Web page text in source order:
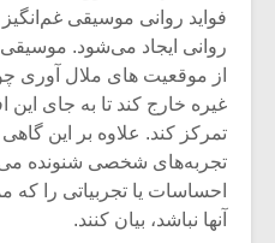
فواید روانی موسیقی
روانی ایجاد می‌شود. موسیقی
از موقعیت های ملال
غیره خارج کند تا به جای
تمرکز کند. علاوه بر این
تجربه‌های شخصی شنونده می
احساسات یا تجربیاتی را که
آنها نباشد، بیان کنند.